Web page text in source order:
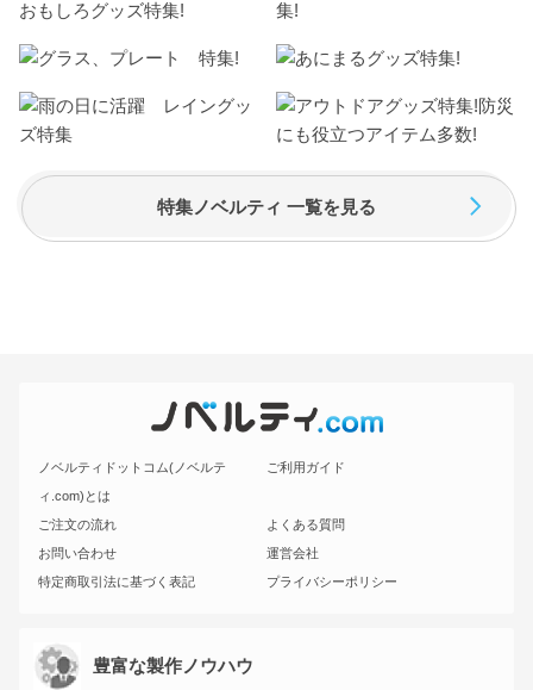
特集ノベルティ 一覧を見る
ノベルティドットコム(ノベルテ
ィ.com)とは
ご利用ガイド
ご注文の流れ
よくある質問
お問い合わせ
運営会社
特定商取引法に基づく表記
プライバシーポリシー
豊富な製作ノウハウ